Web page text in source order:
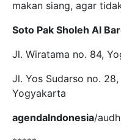
makan siang, agar
Soto Pak Sholeh Al
Jl. Wiratama no. 84,
Jl. Yos Sudarso no.
Yogyakarta
agendaIndonesia/